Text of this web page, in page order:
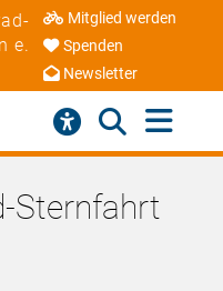
e.
Mitglied werden
Spenden
Newsletter
Sternfahrt